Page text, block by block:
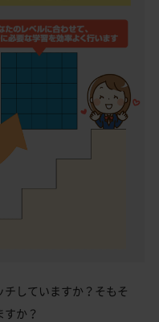
していますか？そもそ
か？